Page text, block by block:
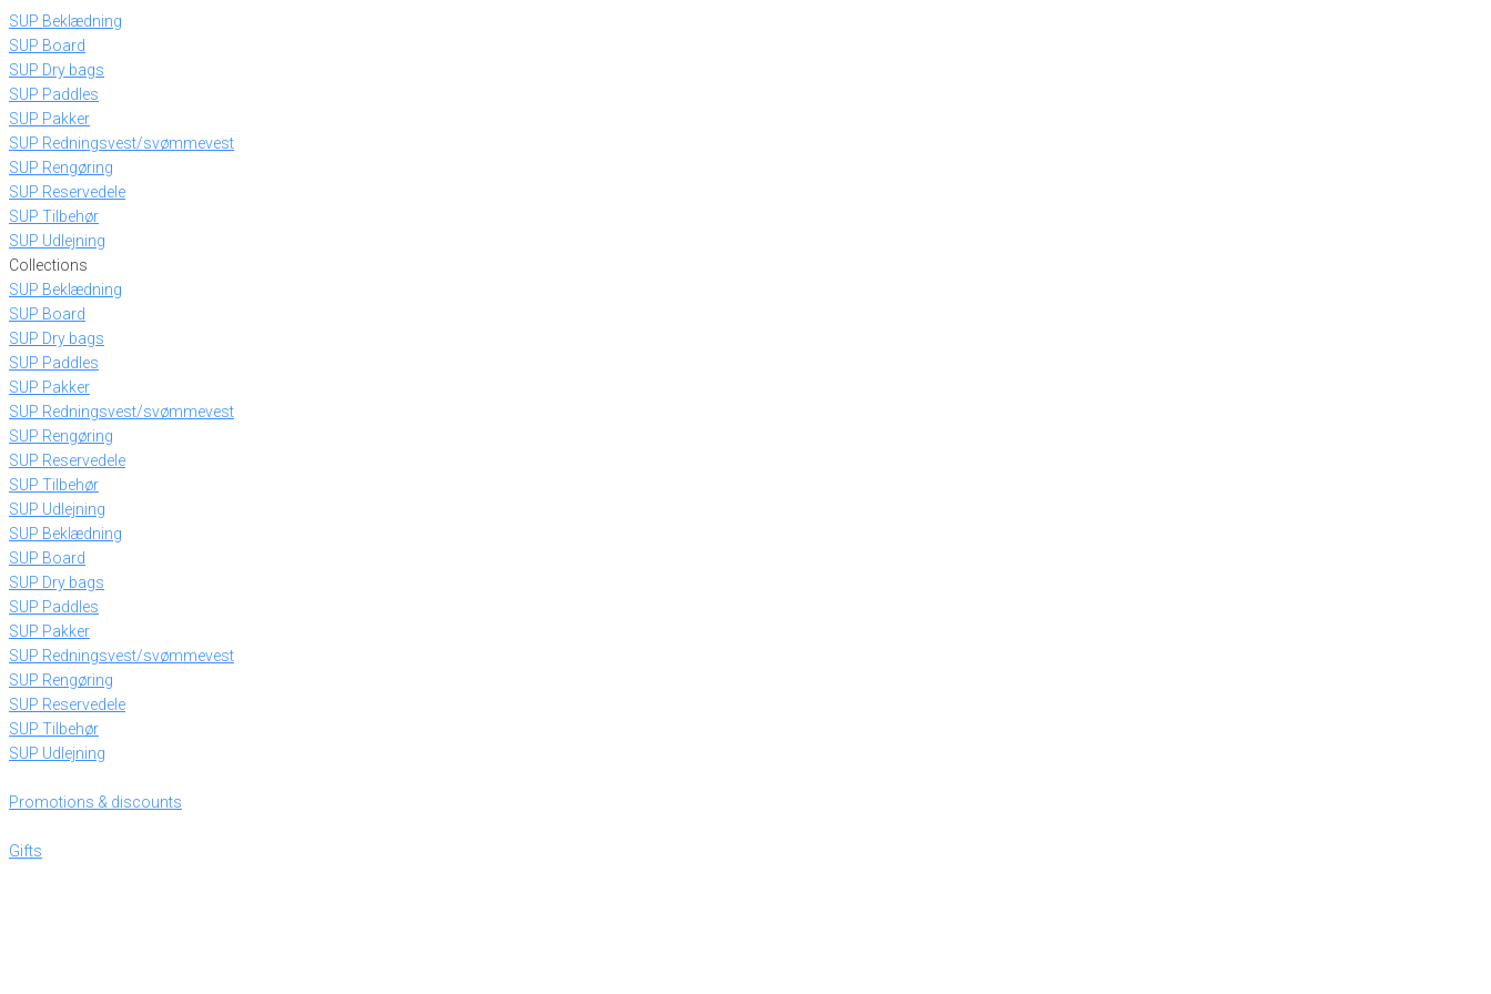
SUP Beklædning
SUP Board
SUP Dry bags
SUP Paddles
SUP Pakker
SUP Redningsvest/svømmevest
SUP Rengøring
SUP Reservedele
SUP Tilbehør
SUP Udlejning
Collections
SUP Beklædning
SUP Board
SUP Dry bags
SUP Paddles
SUP Pakker
SUP Redningsvest/svømmevest
SUP Rengøring
SUP Reservedele
SUP Tilbehør
SUP Udlejning
SUP Beklædning
SUP Board
SUP Dry bags
SUP Paddles
SUP Pakker
SUP Redningsvest/svømmevest
SUP Rengøring
SUP Reservedele
SUP Tilbehør
SUP Udlejning
Promotions & discounts
Gifts